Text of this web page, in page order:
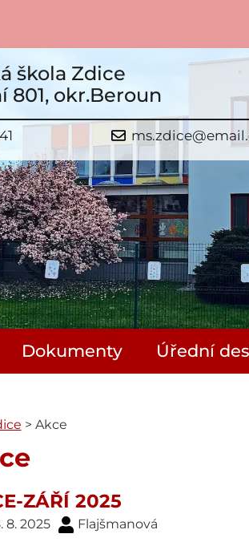
škola Zdice
801, okr.Beroun
Dokumenty Úřední
> Akce
ZÁŘÍ 2025
8. 2025 Flajšmanová